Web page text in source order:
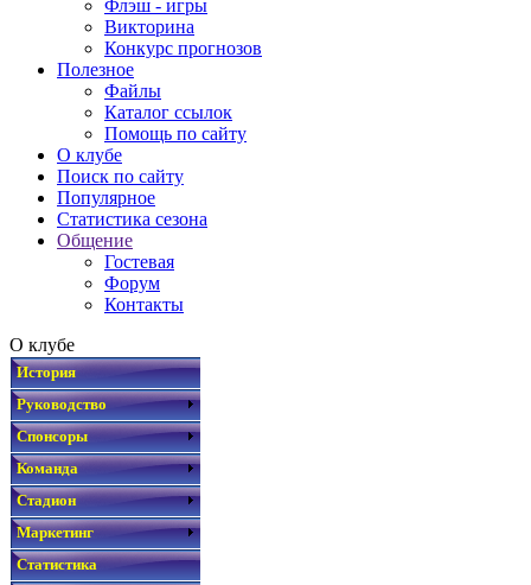
Флэш - игры
Викторина
Конкурс прогнозов
Полезное
Файлы
Каталог ссылок
Помощь по сайту
О клубе
Поиск по сайту
Популярное
Статистика сезона
Общение
Гостевая
Форум
Контакты
О клубе
История
Руководство
Спонсоры
Команда
Стадион
Маркетинг
Статистика